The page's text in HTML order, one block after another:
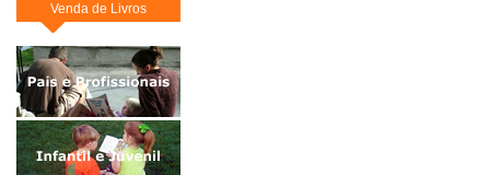
Venda de Livros